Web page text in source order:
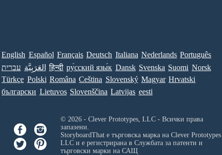
English Español Français Deutsch Italiana Nederlands Português
עברית العَرَبِيَّة हिन्दी ру́сский язы́к Dansk Svenska Suomi Norsk
Türkçe Polski Româna Ceština Slovenský Magyar Hrvatski
български Lietuvos Slovenščina Latvijas eesti
© 2026 - Clever Prototypes, LLC - Всички права
запазени.
StoryboardThat е търговска марка на Clever
LLCи е регистрирана в Службата за патенти и
търговски марки на САЩ